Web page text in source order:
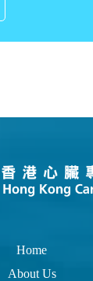
Home
About Us